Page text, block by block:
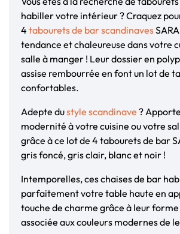
habiller votre intérieur ? Craquez
4 tabourets de bar scandinaves
tendance et chaleureuse dans votre
salle à manger ! Leur dossier en
assise rembourrée en font un lot de
confortables.
Adepte dustyle scandinave ?
modernité à votre cuisine ou votre
grâce à ce lot de 4 tabourets de bar
gris foncé, gris clair, blanc et noir !
Intemporelles, ces chaises de bar
parfaitement votre table haute en
touche de charme grâce à leur
associée aux couleurs modernes de